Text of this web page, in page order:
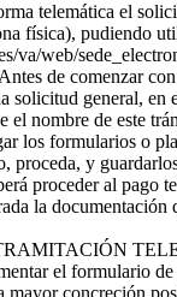
telemática el
física), pudiendo
va/web/
de comenzar con
solicitud general,
el nombre de este
los formularios o
proceda, y
proceder al pago
la
el formulario de